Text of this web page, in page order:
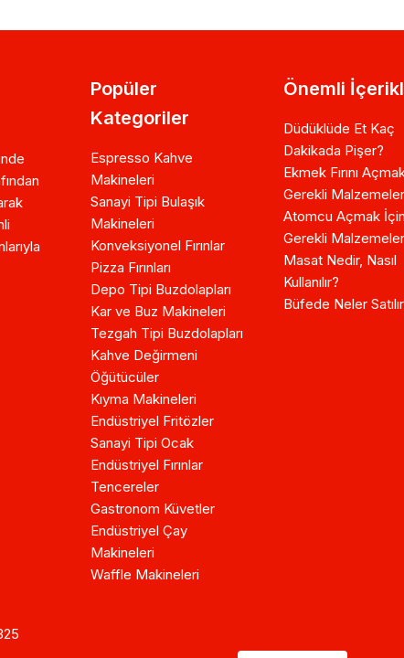
Popüler
Kategoriler
Espresso Kahve
Makineleri
Sanayi Tipi Bulaşık
Makineleri
Konveksiyonel Fırınlar
Pizza Fırınları
Depo Tipi Buzdolapları
Kar ve Buz Makineleri
Tezgah Tipi Buzdolapları
Kahve Değirmeni
Öğütücüler
Kıyma Makineleri
Endüstriyel Fritözler
Sanayi Tipi Ocak
Endüstriyel Fırınlar
Tencereler
Gastronom Küvetler
Endüstriyel Çay
Makineleri
Waffle Makineleri
Önemli
Düdüklüde Et Kaç
Dakikada Pişer?
Ekmek Fırını
Gerekli Malzemeler
Atomcu Açmak İçin
Gerekli Malzemeler
Masat Nedir, Nasıl
Kullanılır?
Büfede Neler